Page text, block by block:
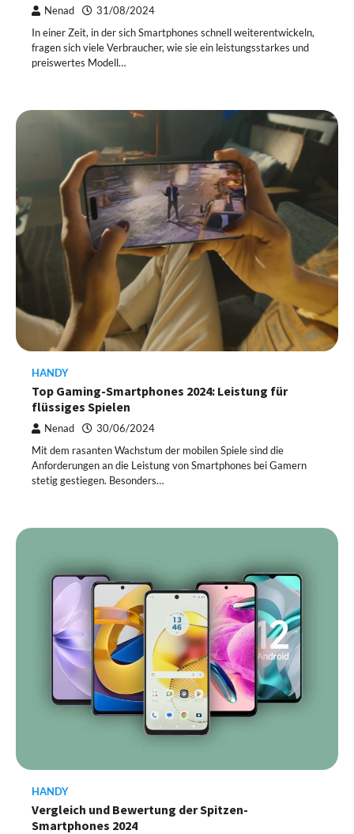
Nenad 31/08/2024
In einer Zeit, in der sich Smartphones schnell weiterentwickeln,
fragen sich viele Verbraucher, wie sie ein leistungsstarkes und
preiswertes Modell…
HANDY
Top Gaming-Smartphones 2024: Leistung für
flüssiges Spielen
Nenad 30/06/2024
Mit dem rasanten Wachstum der mobilen Spiele sind die
Anforderungen an die Leistung von Smartphones bei Gamern
stetig gestiegen. Besonders…
HANDY
Vergleich und Bewertung der Spitzen-
Smartphones 2024